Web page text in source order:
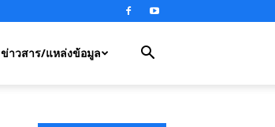
ข่าวสาร/แหล่งข้อมูล